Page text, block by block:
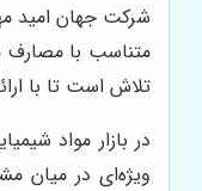
شرکت جهان امید
متناسب با مصارف
تلاش است تا با
در بازار مواد
ویژه‌ای در میان